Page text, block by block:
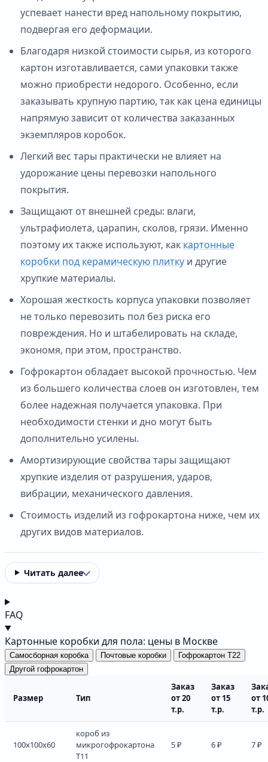
успевает нанести вред напольному покрытию,
подвергая его деформации.
Благодаря низкой стоимости сырья, из которого
картон изготавливается, сами упаковки также
можно приобрести недорого. Особенно, если
заказывать крупную партию, так как цена единицы
напрямую зависит от количества заказанных
экземпляров коробок.
Легкий вес тары практически не влияет на
удорожание цены перевозки напольного
покрытия.
Защищают от внешней среды: влаги,
ультрафиолета, царапин, сколов, грязи. Именно
поэтому их также используют, как картонные
коробки под керамическую плитку и другие
хрупкие материалы.
Хорошая жесткость корпуса упаковки позволяет
не только перевозить пол без риска его
повреждения. Но и штабелировать на складе,
экономя, при этом, пространство.
Гофрокартон обладает высокой прочностью. Чем
из большего количества слоев он изготовлен, тем
более надежная получается упаковка. При
необходимости стенки и дно могут быть
дополнительно усилены.
Амортизирующие свойства тары защищают
хрупкие изделия от разрушения, ударов,
вибрации, механического давления.
Стоимость изделий из гофрокартона ниже, чем их
других видов материалов.
Читать далее
FAQ
Картонные коробки для пола: цены в Москве
Самосборная коробка Почтовые коробки
Гофрокартон Т22
Другой гофрокартон
Размер Тип
Заказ
от 20
т.р.
Заказ
от 15
т.р.
от
т.р.
100x100x60
короб из
микрогофрокартона
Т11
5 ₽ 6 ₽ 7 ₽